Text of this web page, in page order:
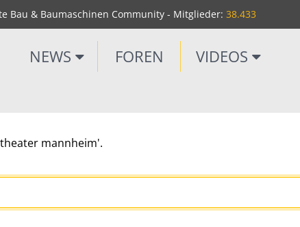
Bau & Baumaschinen Community - Mitglieder: 38.433
NEWS FOREN VIDEOS
mannheim'.